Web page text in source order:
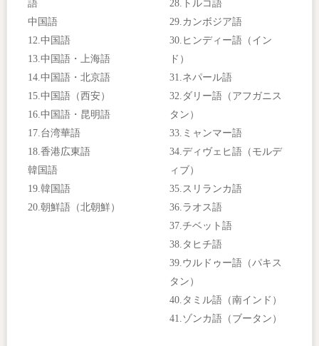
語
中国語
12.中国語
13.中国語・上海語
14.中国語・北京語
15.中国語（西安）
16.中国語・昆明語
17.台湾華語
18.香港広東語
韓国語
19.韓国語
20.朝鮮語（北朝鮮）
28.トルコ語
29.カンボジア語
30.ヒンディー語（イン
ド）
31.ネパール語
32.ダリー語（アフガニス
タン）
33.ミャンマー語
34.ディヴェヒ語（モルデ
ィブ）
35.スリランカ語
36.ラオス語
37.チベット語
38.タヒチ語
39.ウルドゥー語（パキス
タン）
40.タミル語（南インド）
41.ゾンカ語（ブータン）